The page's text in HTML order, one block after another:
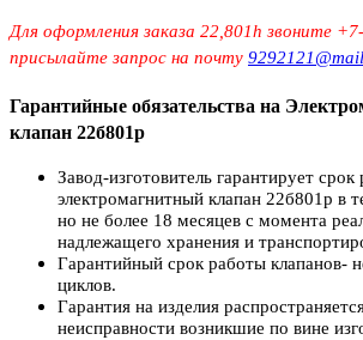
Для оформления заказа 22,801h звоните
присылайте запрос на почту
Гарантийные обязательства на
клапан 22б801р
Завод-изготовитель гарантирует срок
электромагнитный клапан 22б801р в
но не более 18 месяцев с момента
надлежащего хранения и
Гарантийный срок работы клапанов-
циклов.
Гарантия на изделия
неисправности возникшие по вине